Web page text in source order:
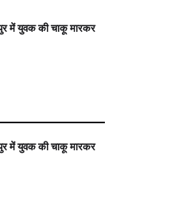
में युवक की चाकू मारकर
में युवक की चाकू मारकर